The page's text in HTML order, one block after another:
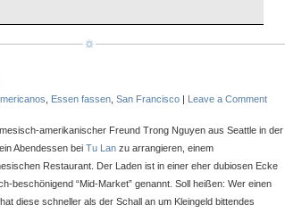
Essen fassen San Francisco | Leave a Comment
amerikanischer Freund Trong Nguyen aus Seattle in der
Abendessen bei Tu Lan zu arrangieren, einem
Restaurant. Der Laden ist in einer eher dubiosen Ecke
beschönigend “Mid-Market” genannt. Soll heißen: Wer einen
diese schneller als der Schall an um Kleingeld bittendes